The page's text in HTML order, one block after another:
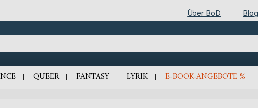
Über BoD Blog
QUEER FANTASY LYRIK E-BOOK-ANGEBOTE %